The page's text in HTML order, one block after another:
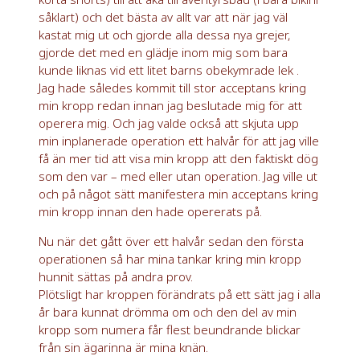
såklart) och det bästa av allt var att när jag väl
kastat mig ut och gjorde alla dessa nya grejer,
gjorde det med en glädje inom mig som bara
kunde liknas vid ett litet barns obekymrade lek .
Jag hade således kommit till stor acceptans kring
min kropp redan innan jag beslutade mig för att
operera mig. Och jag valde också att skjuta upp
min inplanerade operation ett halvår för att jag ville
få än mer tid att visa min kropp att den faktiskt dög
som den var – med eller utan operation. Jag ville ut
och på något sätt manifestera min acceptans kring
min kropp innan den hade opererats på.
Nu när det gått över ett halvår sedan den första
operationen så har mina tankar kring min kropp
hunnit sättas på andra prov.
Plötsligt har kroppen förändrats på ett sätt jag i alla
år bara kunnat drömma om och den del av min
kropp som numera får flest beundrande blickar
från sin ägarinna är mina knän.